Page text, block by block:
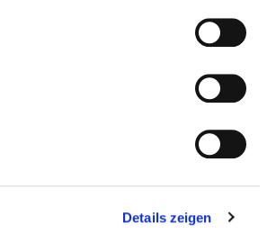
Details zeigen
UND